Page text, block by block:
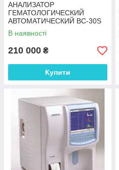
АНАЛИЗАТОР
ГЕМАТОЛОГИЧЕСКИЙ
АВТОМАТИЧЕСКИЙ BC-30S
В наявності
210 000 ₴
Купити